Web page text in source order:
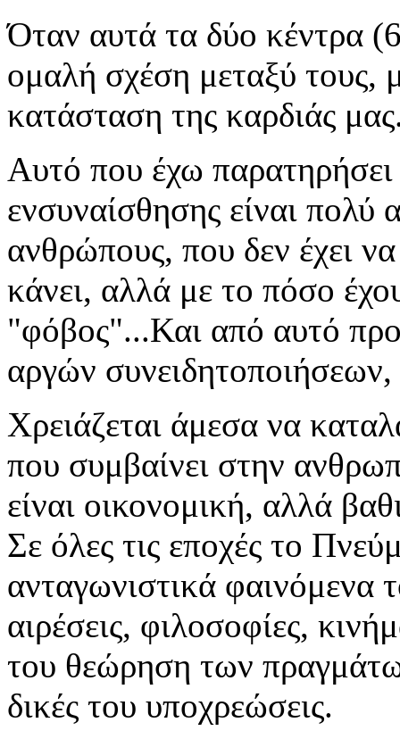
Όταν αυτά τα δύο κέντρα
ομαλή σχέση μεταξύ τους,
κατάσταση της καρδιάς
Αυτό που έχω παρατηρήσει
ενσυναίσθησης είναι πολύ
ανθρώπους, που δεν έχει
κάνει, αλλά με το πόσο
"φόβος"...Και από αυτό
αργών
Χρειάζεται άμεσα να
που συμβαίνει στην
είναι οικονομική, αλλά
Σε όλες τις εποχές το
ανταγωνιστικά φαινόμενα
αιρέσεις, φιλοσοφίες,
του θεώρηση των
δικές του υποχρεώσεις.